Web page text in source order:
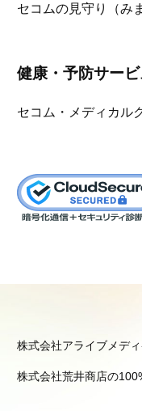
セコムの見守り（み
健康・予防サービ
セコム・メディカル
株式会社アライブメデ
株式会社荒井商店の